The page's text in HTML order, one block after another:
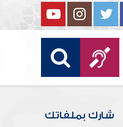
شارك بملفاتك